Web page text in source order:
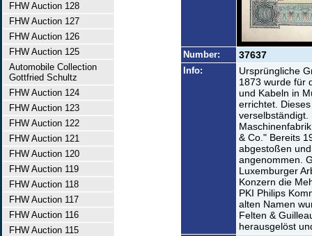
FHW Auction 128
FHW Auction 127
FHW Auction 126
FHW Auction 125
Automobile Collection
Gottfried Schultz
FHW Auction 124
FHW Auction 123
FHW Auction 122
FHW Auction 121
FHW Auction 120
FHW Auction 119
FHW Auction 118
FHW Auction 117
FHW Auction 116
FHW Auction 115
Number: 37637
Info:
Ursprüngliche
1873 wurde für
und Kabeln in
errichtet.
verselbständigt.
& Co." Bereits
abgestoßen
angenommen.
Luxemburger
Konzern die
PKI Philips
alten Namen
Felten &
herausgelöst